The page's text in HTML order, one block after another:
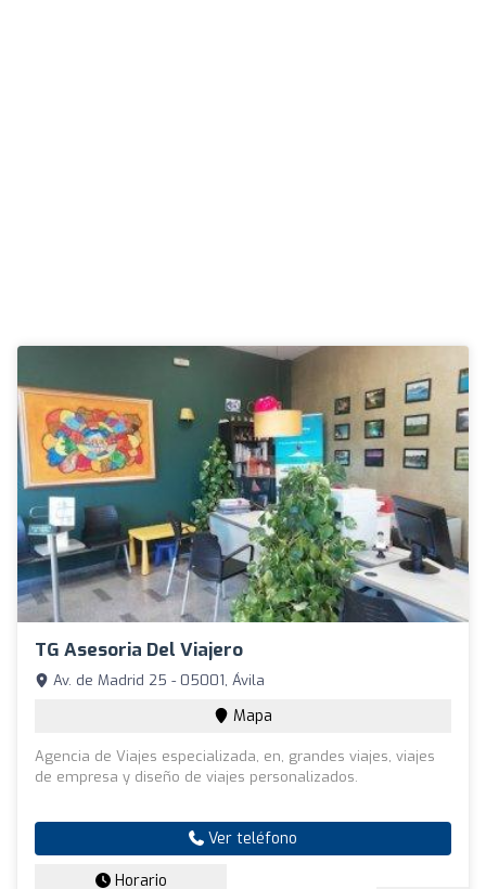
TG Asesoria Del Viajero
Av. de Madrid 25 - 05001, Ávila
Mapa
Agencia de Viajes especializada, en, grandes viajes, viajes
de empresa y diseño de viajes personalizados.
Ver teléfono
Horario